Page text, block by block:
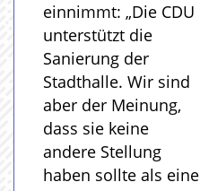
einnimmt: „Die CDU
unterstützt die
Sanierung der
Stadthalle. Wir sind
aber der Meinung,
dass sie keine
andere Stellung
haben sollte als eine